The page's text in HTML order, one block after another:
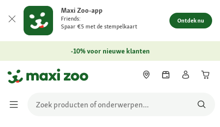
Maxi Zoo-app
Friends:
Spaar €5 met de stempelkaart
Ontdek nu
-10% voor nieuwe klanten